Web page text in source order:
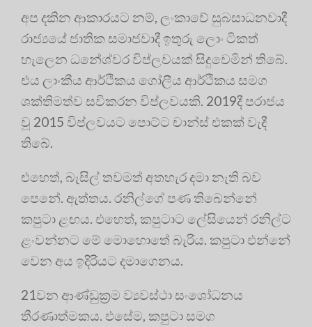
අප දකින ආකාරයට නම්, ලංකාවේ සුබසාධනවාදී
රාජ්‍යයේ ජාතික සමාජවාදී ඉතුරු ලොං ටිකත්
හැලෙන ධනේශ්වර විප්ලවයක් සිදුවෙමින් තිබේ.
එය ලාංකීය ආර්ථිකය ගෝලීය ආර්ථිකය සමග
ශක්තිමත්ව සවිකරන විප්ලවයකි. 2019දී පරාජය
වූ 2015 විප්ලවයට පොට්ට චාන්ස් එකක් වැදී
තිබේ.
එහෙත්, බැසිල් තවමත් අතහැර දමා නැති බව
පෙනේ. ඇත්තය. රනිල්ගේ පණ තිබෙන්නේ
කපුටා ළඟය. එහෙත්, කපුටාට ලේසියෙන් රනිල්ට
ළංවන්නට මේ මොහොතේ බැරිය. කපුටා එන්නේ
වෙන අය ඉදිරියට දමාගෙනය.
21වන ආණ්ඩුක්‍රම ව්‍යවස්ථා සංශෝධනය
තීරණාත්මකය. එසේම, කපුටා සමග